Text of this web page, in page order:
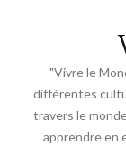
"Vivre le
différentes
travers le
apprendre en